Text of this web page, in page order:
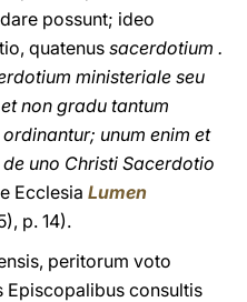
possunt; ideo
quatenus sacerdotium .
ministeriale seu
non gradu tantum
unum enim et
uno Christi Sacerdotio
Ecclesia Lumen
p. 14).
peritorum voto
consultis